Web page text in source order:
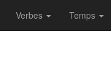
Verbes Temps